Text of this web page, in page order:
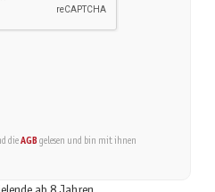
dieAGBgelesen und bin mit ihnen